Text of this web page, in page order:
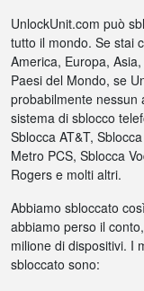
UnlockUnit.com può
tutto il mondo. Se stai
America, Europa,
Paesi del Mondo, se
probabilmente nessun
sistema di sblocco
Sblocca AT&T,
Metro PCS, Sblocca
Rogers e molti altri.
Abbiamo sbloccato
abbiamo perso il
milione di dispositivi. I
sbloccato sono: